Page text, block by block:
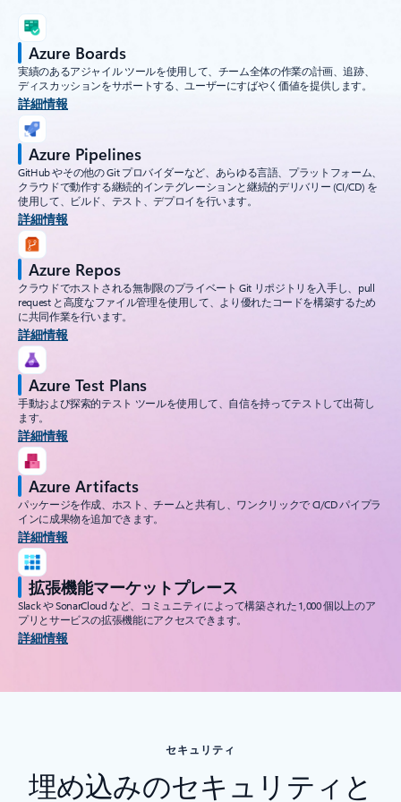
Azure Boards
実績のあるアジャイル ツールを使用して、チーム全体の作業の計画、追跡、
ディスカッションをサポートする、ユーザーにすばやく価値を提供します。
詳細情報
Azure Pipelines
GitHub やその他の Git プロバイダーなど、あらゆる言語、プラットフォーム、
クラウドで動作する継続的インテグレーションと継続的デリバリー (CI/CD) を
使用して、ビルド、テスト、デプロイを行います。
詳細情報
Azure Repos
クラウドでホストされる無制限のプライベート Git リポジトリを入手し、pull
request と高度なファイル管理を使用して、より優れたコードを構築するため
に共同作業を行います。
詳細情報
Azure Test Plans
手動および探索的テスト ツールを使用して、自信を持ってテストして出荷し
ます。
詳細情報
Azure Artifacts
パッケージを作成、ホスト、チームと共有し、ワンクリックで CI/CD パイプラ
インに成果物を追加できます。
詳細情報
拡張機能マーケットプレース
Slack や SonarCloud など、コミュニティによって構築された 1,000 個以上のア
プリとサービスの拡張機能にアクセスできます。
詳細情報
セキュリティ
埋め込みのセキュリティと